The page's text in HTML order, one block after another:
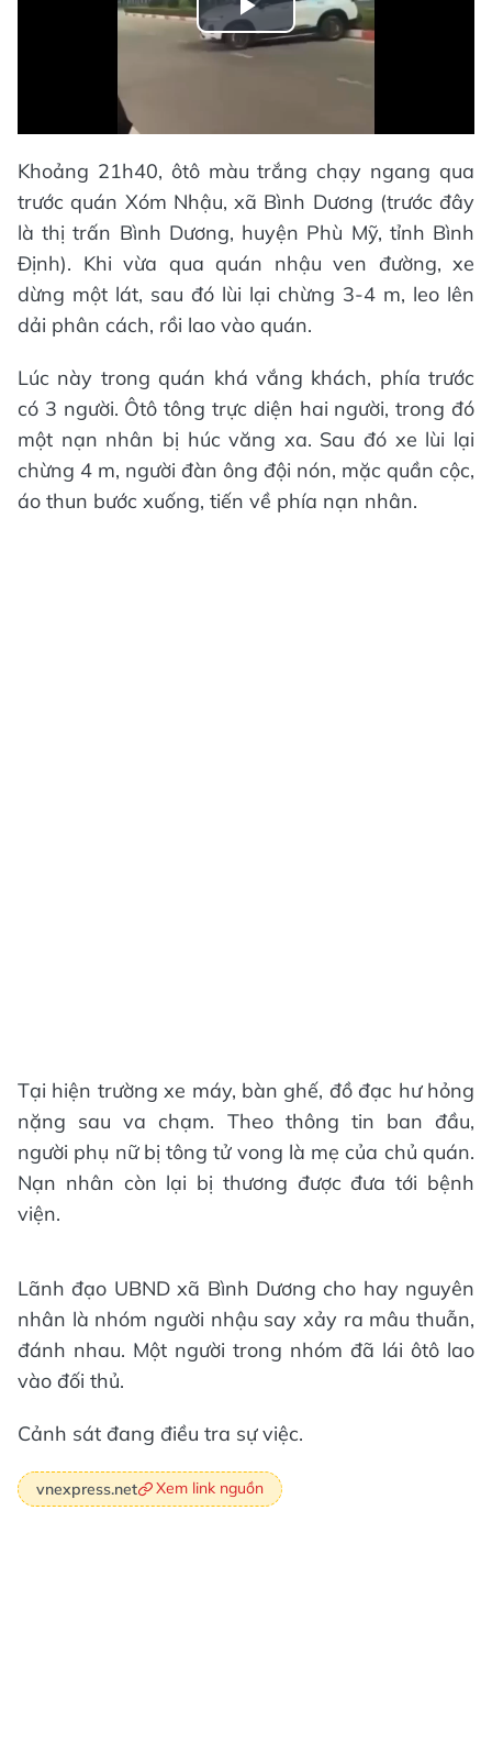
Play
Khoảng 21h40, ôtô màu trắng chạy ngang qua
trước quán Xóm Nhậu, xã Bình Dương (trước đây
là thị trấn Bình Dương, huyện Phù Mỹ, tỉnh Bình
Định). Khi vừa qua quán nhậu ven đường, xe
dừng một lát, sau đó lùi lại chừng 3-4 m, leo lên
dải phân cách, rồi lao vào quán.
Lúc này trong quán khá vắng khách, phía trước
có 3 người. Ôtô tông trực diện hai người, trong đó
một nạn nhân bị húc văng xa. Sau đó xe lùi lại
chừng 4 m, người đàn ông đội nón, mặc quần cộc,
áo thun bước xuống, tiến về phía nạn nhân.
Tại hiện trường xe máy, bàn ghế, đồ đạc hư hỏng
nặng sau va chạm. Theo thông tin ban đầu,
người phụ nữ bị tông tử vong là mẹ của chủ quán.
Nạn nhân còn lại bị thương được đưa tới bệnh
viện.
Lãnh đạo UBND xã Bình Dương cho hay nguyên
nhân là nhóm người nhậu say xảy ra mâu thuẫn,
đánh nhau. Một người trong nhóm đã lái ôtô lao
vào đối thủ.
Cảnh sát đang điều tra sự việc.
vnexpress.net Xem link nguồn